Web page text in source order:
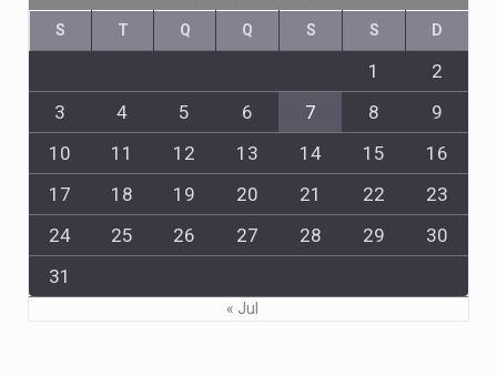
S T Q Q S S D
1
2
3
4 5 6 7 8
9
10
11 12 13 14 15
16
17
18 19 20 21 22
23
24
25 26 27 28 29
30
31
« Jul